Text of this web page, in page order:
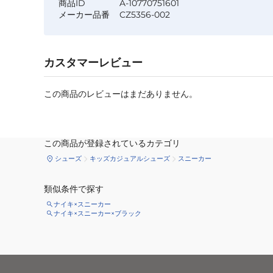
商品ID
A-10770751601
メーカー品番
CZ5356-002
カスタマーレビュー
この商品のレビューはまだありません。
この商品が登録されているカテゴリ
シューズ キッズカジュアルシューズ スニーカー
類似条件で探す
ナイキ×スニーカー
ナイキ×スニーカー×ブラック